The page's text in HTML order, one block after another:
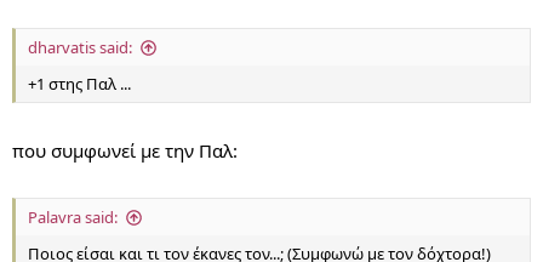
dharvatis said:
+1 στης Παλ ...
που συμφωνεί με την Παλ:
Palavra said:
Ποιος είσαι και τι τον έκανες τον...; (Συμφωνώ με τον δόχτορα!)